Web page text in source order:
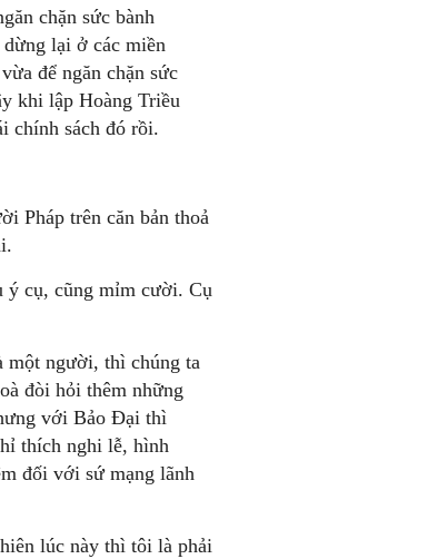
chặn sức bành
lại ở các miền
để ngăn chặn sức
khi lập Hoàng Triều
chính sách đó rồi.
Pháp trên căn bản thoả
ý cụ, cũng mỉm cười. Cụ
một người, thì chúng ta
đòi hỏi thêm những
với Bảo Đại thì
thích nghi lễ, hình
đối với sứ mạng lãnh
lúc này thì tôi là phải